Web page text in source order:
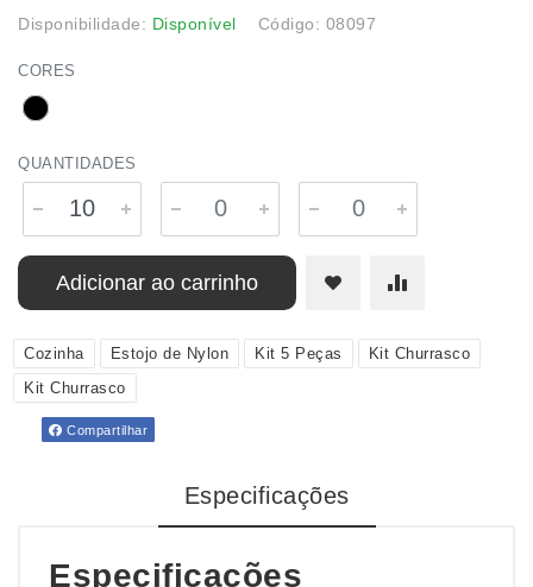
Disponibilidade: Disponível Código: 08097
CORES
QUANTIDADES
Adicionar ao carrinho
Cozinha Estojo de Nylon Kit 5 Peças
Kit Churrasco
Kit Churrasco
Compartilhar
Especificações
Especificações